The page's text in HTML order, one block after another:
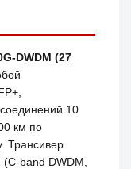
DWDM (27
10
км по
Трансивер
(C-band DWDM,